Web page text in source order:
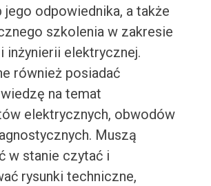
jego odpowiednika, a także
szkolenia w zakresie
inżynierii elektrycznej.
również posiadać
na temat
elektrycznych, obwodów
Muszą
w stanie czytać i
rysunki techniczne,